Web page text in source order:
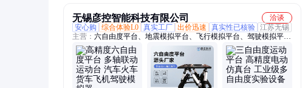
无锡彦控智能科技有限公司
洽谈
安心购
综合体验L0 真实工厂 出价迅速 真实性已核验 江苏无锡
主营： 六自由度平台、地震模拟平台、飞行模拟平台、驾驶模拟平
台、海浪模拟平台、火车驾驶模拟平台、救护车驾驶模拟平台、三自
由度平台、七自由度平台、多自由度平台、伺服电动缸